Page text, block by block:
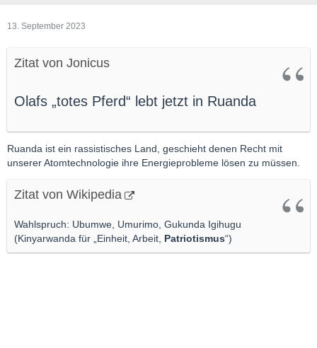
13. September 2023
Zitat von Jonicus
Olafs „totes Pferd“ lebt jetzt in Ruanda
Ruanda ist ein rassistisches Land, geschieht denen Recht mit
unserer Atomtechnologie ihre Energieprobleme lösen zu müssen.
Zitat von Wikipedia
Wahlspruch: Ubumwe, Umurimo, Gukunda Igihugu
(Kinyarwanda für „Einheit, Arbeit, Patriotismus“)